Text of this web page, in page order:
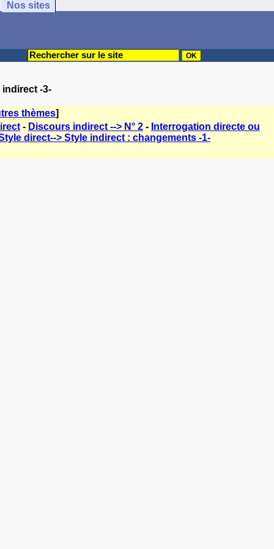
Nos sites
indirect -3-
thèmes]
- Discours indirect --> N° 2 - Interrogation directe ou
direct--> Style indirect : changements -1-